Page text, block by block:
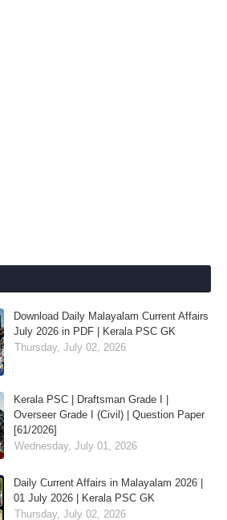
Download Daily Malayalam Current Affairs
July 2026 in PDF | Kerala PSC GK
Thursday, July 02, 2026
Kerala PSC | Draftsman Grade I |
Overseer Grade I (Civil) | Question Paper
[61/2026]
Wednesday, July 01, 2026
Daily Current Affairs in Malayalam 2026 |
01 July 2026 | Kerala PSC GK
Thursday, July 02, 2026